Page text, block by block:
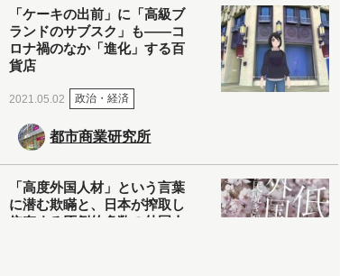
「ケーキの出前」に「高級ブ
ランドのサブスク」も――コ
ロナ禍のなか「進化」する百
貨店
2021.05.02 政治・経済
都市商業研究所
「高度外国人材」という言葉
に潜む欺瞞と、日本が搾取し
依存する圧倒的多数の外国人